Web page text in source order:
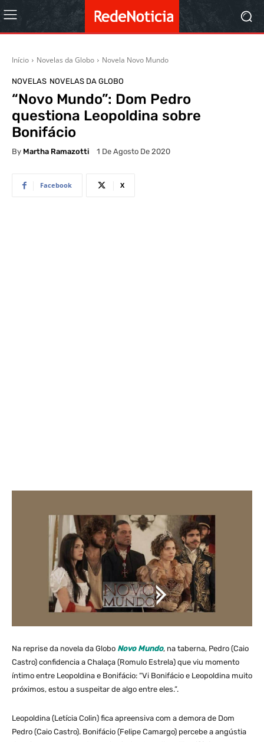
Início Novelas da Globo Novela Novo Mundo
NOVELAS NOVELAS DA GLOBO
“Novo Mundo”: Dom Pedro
questiona Leopoldina sobre
Bonifácio
By Martha Ramazotti 1 De Agosto De 2020
Facebook X
Na reprise da novela da Globo Novo Mundo, na taberna, Pedro (Caio
Castro) confidencia a Chalaça (Romulo Estrela) que viu momento
íntimo entre Leopoldina e Bonifácio: “Vi Bonifácio e Leopoldina muito
próximos, estou a suspeitar de algo entre eles.”.
Leopoldina (Letícia Colin) fica apreensiva com a demora de Dom
Pedro (Caio Castro). Bonifácio (Felipe Camargo) percebe a angústia